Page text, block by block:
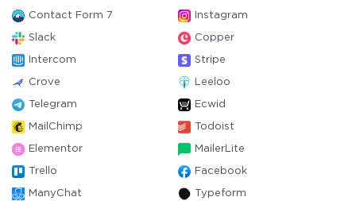
Contact Form 7 Instagram
Slack Copper
Intercom Stripe
Crove Leeloo
Telegram Ecwid
MailChimp Todoist
Elementor MailerLite
Trello Facebook
ManyChat Typeform